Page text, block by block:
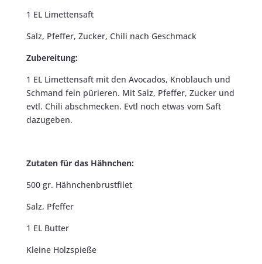
1 EL Limettensaft
Salz, Pfeffer, Zucker, Chili nach Geschmack
Zubereitung:
1 EL Limettensaft mit den Avocados, Knoblauch und
Schmand fein pürieren. Mit Salz, Pfeffer, Zucker und
evtl. Chili abschmecken. Evtl noch etwas vom Saft
dazugeben.
Zutaten für das Hähnchen:
500 gr. Hähnchenbrustfilet
Salz, Pfeffer
1 EL Butter
Kleine Holzspieße